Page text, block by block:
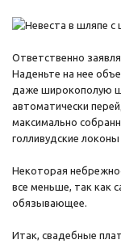
Ответственно
Наденьте на нее
даже широкополую
автоматически
максимально
голливудские
Некоторая
все меньше, так как
обязывающее.
Итак, свадебные